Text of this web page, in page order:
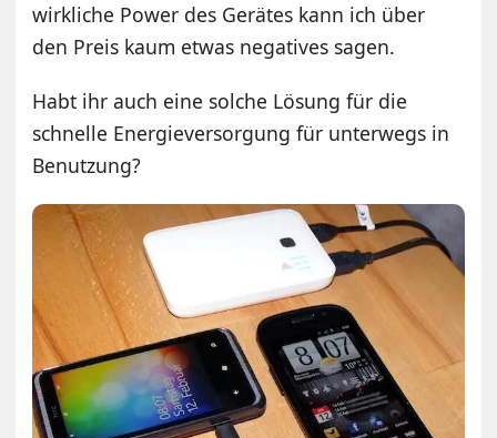
wirkliche Power des Gerätes kann ich über
den Preis kaum etwas negatives sagen.
Habt ihr auch eine solche Lösung für die
schnelle Energieversorgung für unterwegs in
Benutzung?